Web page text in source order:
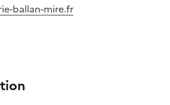
ballan-mire.fr